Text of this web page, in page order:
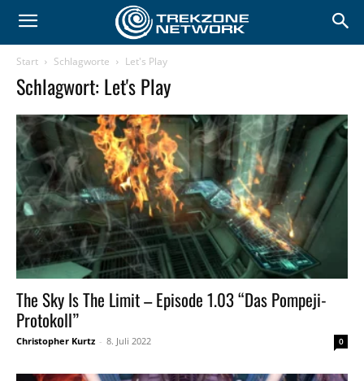
Start Schlagworte Let's Play
Schlagwort: Let's Play
The Sky Is The Limit – Episode 1.03 “Das Pompeji-
Protokoll”
Christopher Kurtz - 8. Juli 2022 0